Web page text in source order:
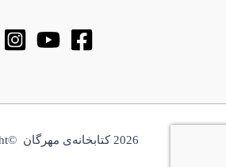
2026 کتابخانه‌ی مهرگان ©Copyright